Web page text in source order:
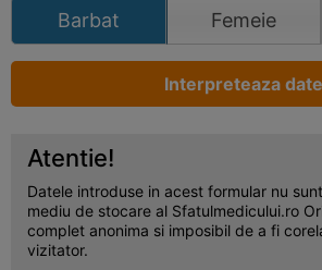
Barbat Femeie
Interpreteaza date
Atentie!
Datele introduse in acest formular nu
mediu de stocare al Sfatulmedicului.ro
complet anonima si imposibil de a fi
vizitator.